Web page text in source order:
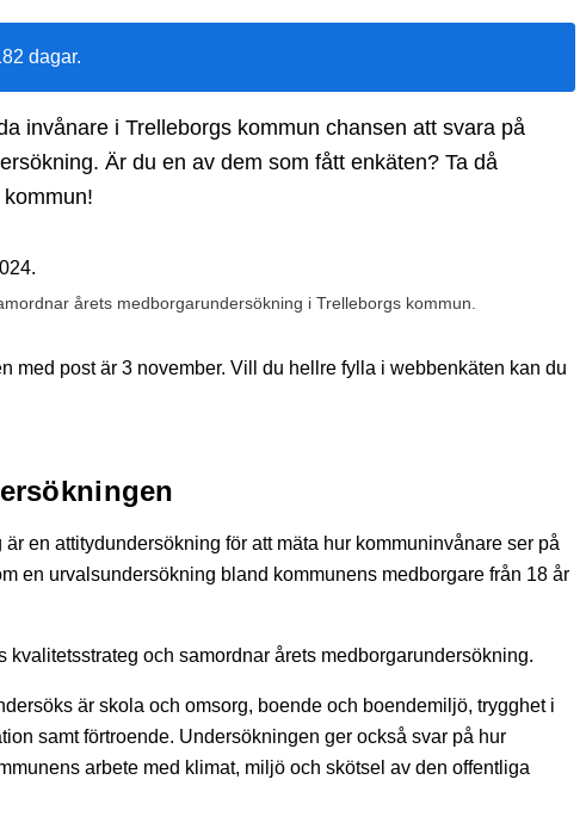
dagar.
invånare i Trelleborgs kommun chansen att svara på
Är du en av dem som fått enkäten? Ta då
årets medborgarundersökning i Trelleborgs kommun.
med post är 3 november. Vill du hellre fylla i webbenkäten kan du
en attitydundersökning för att mäta hur kommuninvånare ser på
en urvalsundersökning bland kommunens medborgare från 18 år
kvalitetsstrateg och samordnar årets medborgarundersökning.
är skola och omsorg, boende och boendemiljö, trygghet i
samt förtroende. Undersökningen ger också svar på hur
arbete med klimat, miljö och skötsel av den offentliga